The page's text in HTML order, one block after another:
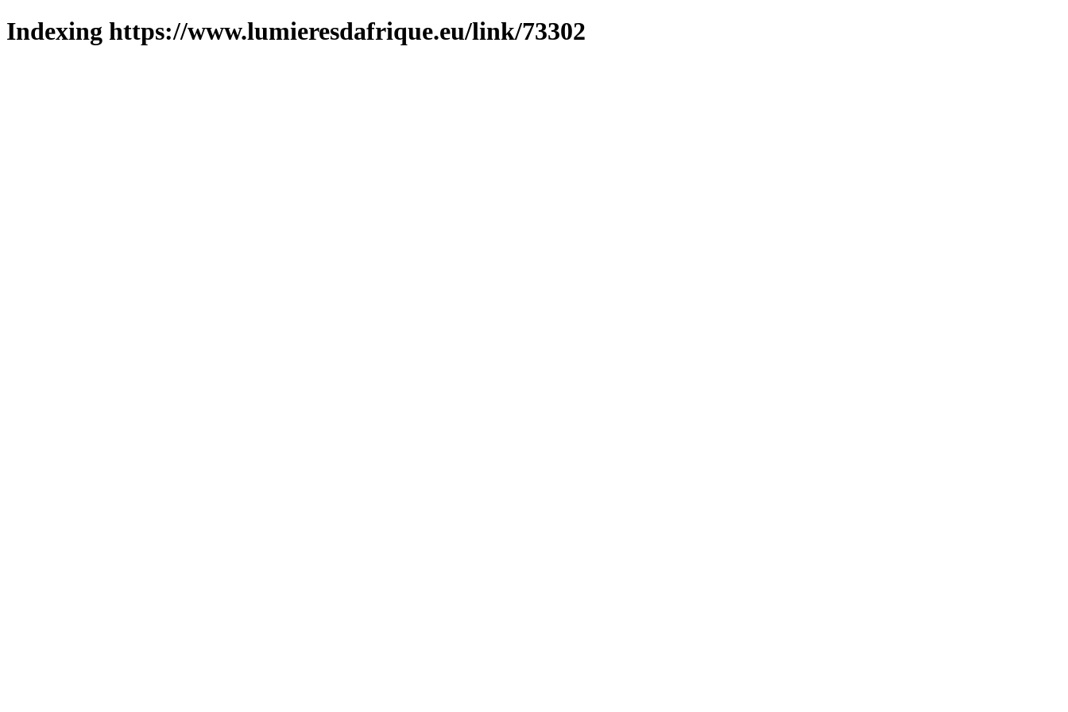
Indexing https://www.lumieresdafrique.eu/link/73302